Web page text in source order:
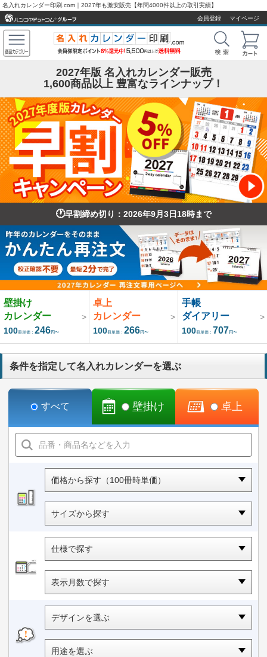
名入れカレンダー印刷.com｜2027年も激安販売【年間4000件以上の取引実績】
会員登録
マイページ
2027年版 名入れカレンダー販売
1,600商品以上 豊富なラインナップ！
早割締め切り：2026年9月3日18時まで
壁掛け
カレンダー
100冊単価： 246円〜
卓上
カレンダー
100冊単価： 266円〜
手帳
ダイアリー
100冊単価： 707円〜
条件を指定して名入れカレンダーを選ぶ
すべて 壁掛け 卓上
価格から探す（100冊時単価）
サイズから探す
仕様で探す
表示月数で探す
デザインを選ぶ
用途を選ぶ